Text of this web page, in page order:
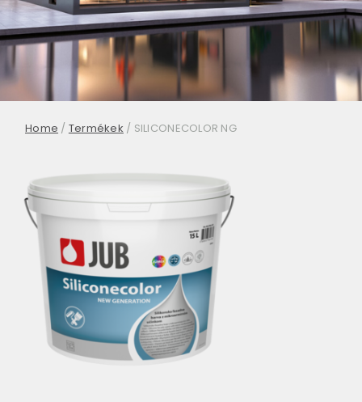
Home / Termékek / SILICONECOLOR NG